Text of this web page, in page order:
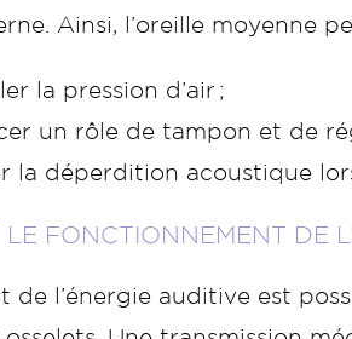
Ainsi, l’oreille moyenne
la pression d’air ;
un rôle de tampon et de
la déperdition acoustique
LE FONCTIONNEMENT DE
de l’énergie auditive est